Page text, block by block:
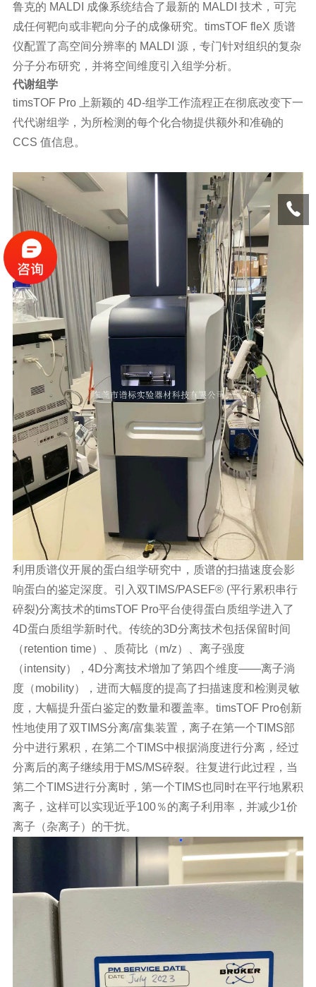
鲁克的 MALDI 成像系统结合了最新的 MALDI 技术，可完
成任何靶向或非靶向分子的成像研究。timsTOF fleX 质谱
仪配置了高空间分辨率的 MALDI 源，专门针对组织的复杂
分子分布研究，并将空间维度引入组学分析。
代谢组学
timsTOF Pro 上新颖的 4D-组学工作流程正在彻底改变下一
代代谢组学，为所检测的每个化合物提供额外和准确的
CCS 值信息。
利用质谱仪开展的蛋白组学研究中，质谱的扫描速度会影
响蛋白的鉴定深度。引入双TIMS/PASEF® (平行累积串行
碎裂)分离技术的timsTOF Pro平台使得蛋白质组学进入了
4D蛋白质组学新时代。传统的3D分离技术包括保留时间
（retention time）、质荷比（m/z）、离子强度
（intensity），4D分离技术增加了第四个维度——离子淌
度（mobility），进而大幅度的提高了扫描速度和检测灵敏
度，大幅提升蛋白鉴定的数量和覆盖率。timsTOF Pro创新
性地使用了双TIMS分离/富集装置，离子在第一个TIMS部
分中进行累积，在第二个TIMS中根据淌度进行分离，经过
分离后的离子继续用于MS/MS碎裂。往复进行此过程，当
第二个TIMS进行分离时，第一个TIMS也同时在平行地累积
离子，这样可以实现近乎100％的离子利用率，并减少1价
离子（杂离子）的干扰。